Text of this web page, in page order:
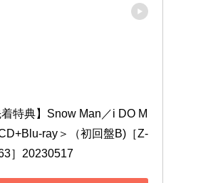
着特典】Snow Man／i DO M
ray＞（初回盤B)［Z-
］20230517